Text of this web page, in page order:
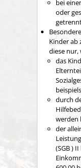
bei
oder
Kinder ab
diese nur,
das
durch
werden
der
(SGB )